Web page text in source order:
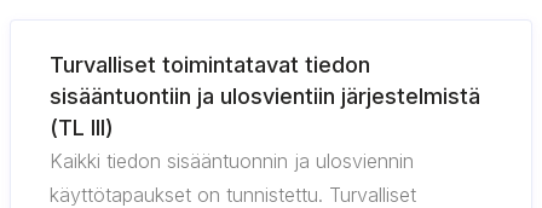
Turvalliset toimintatavat tiedon
sisääntuontiin ja ulosvientiin järjestelmistä
(TL III)
Kaikki tiedon sisääntuonnin ja ulosviennin
käyttötapaukset on tunnistettu. Turvalliset